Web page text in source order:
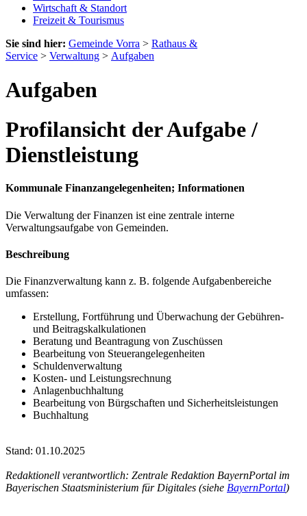
Wirtschaft & Standort
Freizeit & Tourismus
Sie sind hier: Gemeinde Vorra > Rathaus &
Service > Verwaltung > Aufgaben
Aufgaben
Profilansicht der Aufgabe /
Dienstleistung
Kommunale Finanzangelegenheiten; Informationen
Die Verwaltung der Finanzen ist eine zentrale interne
Verwaltungsaufgabe von Gemeinden.
Beschreibung
Die Finanzverwaltung kann z. B. folgende Aufgabenbereiche
umfassen:
Erstellung, Fortführung und Überwachung der Gebühren-
und Beitragskalkulationen
Beratung und Beantragung von Zuschüssen
Bearbeitung von Steuerangelegenheiten
Schuldenverwaltung
Kosten- und Leistungsrechnung
Anlagenbuchhaltung
Bearbeitung von Bürgschaften und Sicherheitsleistungen
Buchhaltung
Stand: 01.10.2025
Redaktionell verantwortlich: Zentrale Redaktion BayernPortal im
Bayerischen Staatsministerium für Digitales (siehe BayernPortal)